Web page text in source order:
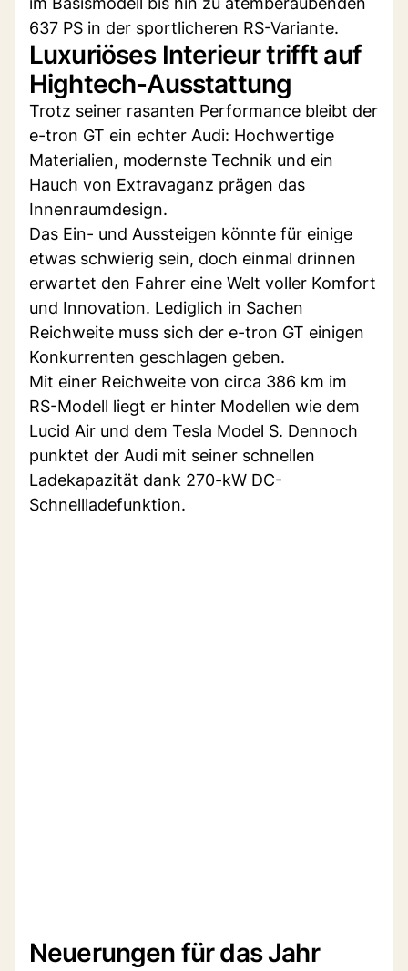
637 PS in der sportlicheren RS-Variante.
Luxuriöses Interieur trifft auf
Hightech-Ausstattung
Trotz seiner rasanten Performance bleibt der
e-tron GT ein echter Audi: Hochwertige
Materialien, modernste Technik und ein
Hauch von Extravaganz prägen das
Innenraumdesign.
Das Ein- und Aussteigen könnte für einige
etwas schwierig sein, doch einmal drinnen
erwartet den Fahrer eine Welt voller Komfort
und Innovation. Lediglich in Sachen
Reichweite muss sich der e-tron GT einigen
Konkurrenten geschlagen geben.
Mit einer Reichweite von circa 386 km im
RS-Modell liegt er hinter Modellen wie dem
Lucid Air und dem Tesla Model S. Dennoch
punktet der Audi mit seiner schnellen
Ladekapazität dank 270-kW DC-
Schnellladefunktion.
Neuerungen für das Jahr